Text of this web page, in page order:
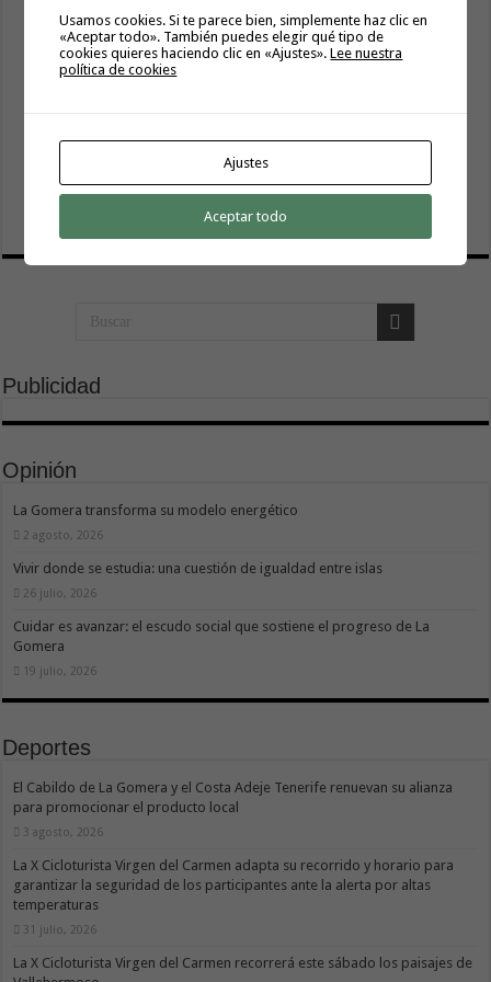
Estratégico de Igualdad y Políticas de Género 2027-2030
7 agosto, 2026
6 agosto, 2026
La campaña de verano del Bono Consumo inyecta más de
1,1 millones de euros en el tejido económico de La
Gomera
Publicidad
Opinión
La Gomera transforma su modelo energético
2 agosto, 2026
Vivir donde se estudia: una cuestión de igualdad entre islas
26 julio, 2026
Cuidar es avanzar: el escudo social que sostiene el progreso de La
Gomera
19 julio, 2026
Deportes
El Cabildo de La Gomera y el Costa Adeje Tenerife renuevan su alianza
para promocionar el producto local
3 agosto, 2026
La X Cicloturista Virgen del Carmen adapta su recorrido y horario para
garantizar la seguridad de los participantes ante la alerta por altas
temperaturas
31 julio, 2026
La X Cicloturista Virgen del Carmen recorrerá este sábado los paisajes de
Usamos cookies. Si te parece bien, simplemente haz clic en
«Aceptar todo». También puedes elegir qué tipo de
cookies quieres haciendo clic en «Ajustes».Lee nuestra
política de cookies
Ajustes
Aceptar todo